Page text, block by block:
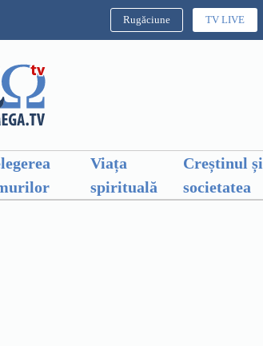
Rugăciune TV LIVE
Viața
spirituală
Creștinul și
societatea